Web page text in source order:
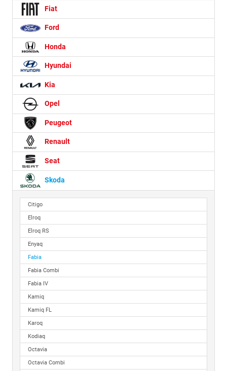
Fiat
Ford
Honda
Hyundai
Kia
Opel
Peugeot
Renault
Seat
Skoda
Citigo
Elroq
Elroq RS
Enyaq
Fabia
Fabia Combi
Fabia IV
Kamiq
Kamiq FL
Karoq
Kodiaq
Octavia
Octavia Combi